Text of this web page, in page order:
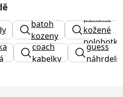
batoh
kozeny
pánské
kožené
polobotky
coach
kabelky
guess